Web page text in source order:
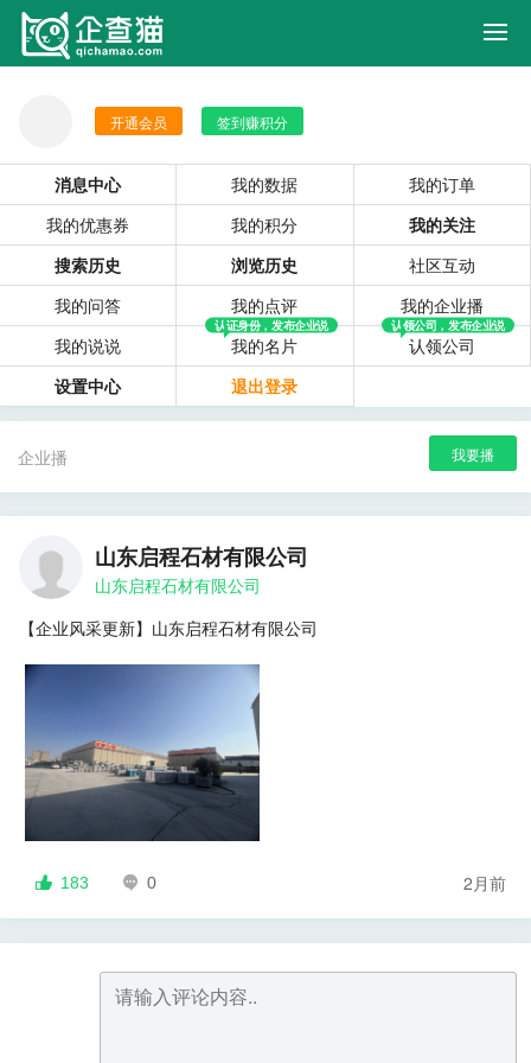
签到赚积分
消息中心 我的数据
我的订单
我的优惠券
我的积分
我的关注
搜索历史
浏览历史
社区互动
我的问答
我的点评
我的企业播
我的说说
我的名片
认证身份，发布企业说
认领公司
认领公司，发布企业说
设置中心 退出登录
企业播 我要播
山东启程石材有限公司
山东启程石材有限公司
【企业风采更新】山东启程石材有限公司
183 0 2月前